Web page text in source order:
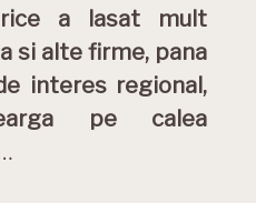
a lasat mult
si alte firme, pana
interes regional,
pe calea